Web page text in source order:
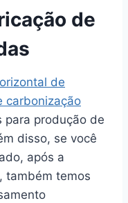
de
de
carbonização
para produção de
disso, se você
após a
também temos